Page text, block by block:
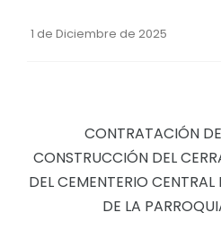
1 de Diciembre de 2025
CONTRATACIÓN
CONSTRUCCIÓN DEL
DEL CEMENTERIO
DE LA